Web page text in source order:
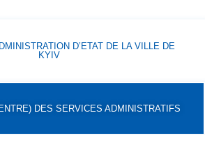
D’ETAT DE LA VILLE DE
KYIV
DES SERVICES ADMINISTRATIFS